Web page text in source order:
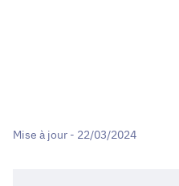
Mise à jour - 22/03/2024